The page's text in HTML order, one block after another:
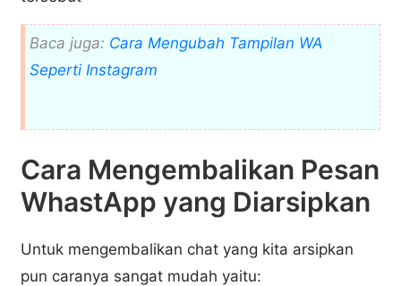
Baca juga: Cara Mengubah Tampilan WA
Seperti Instagram
Cara Mengembalikan Pesan
WhastApp yang Diarsipkan
Untuk mengembalikan chat yang kita arsipkan
pun caranya sangat mudah yaitu: